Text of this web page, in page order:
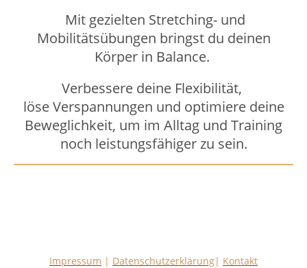
Mit gezielten Stretching- und
Mobilitätsübungen bringst du deinen
Körper in Balance.
Verbessere deine Flexibilität,
löse Verspannungen und optimiere deine
Beweglichkeit, um im Alltag und Training
noch leistungsfähiger zu sein.
Impressum | Datenschutzerklärung| Kontakt